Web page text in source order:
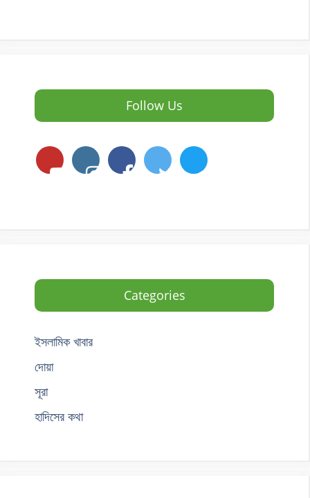
Follow Us
Categories
ইসলামিক খাবার
দোয়া
সূরা
হাদিসের কথা